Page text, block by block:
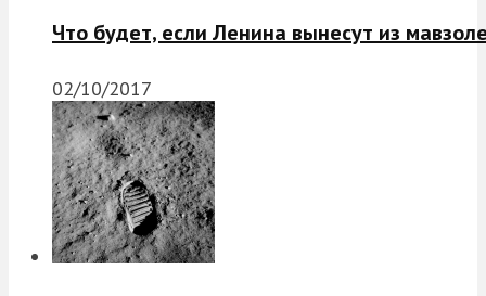
Что будет, если Ленина вынесут из
02/10/2017